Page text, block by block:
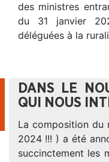
des ministres
du 31 janvier
déléguées à la
DANS LE
QUI NOUS
La composition du
2024 !!! ) a été
succinctement les